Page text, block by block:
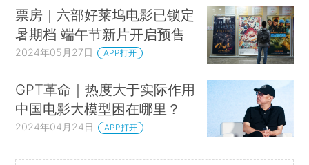
票房｜六部好莱坞电影已锁定
暑期档 端午节新片开启预售
2024年05月27日 APP打开
GPT革命｜热度大于实际作用
中国电影大模型困在哪里？
2024年04月24日 APP打开